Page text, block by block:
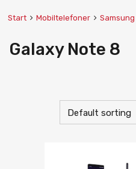
Start Mobiltelefoner Samsung
Galaxy Note 8